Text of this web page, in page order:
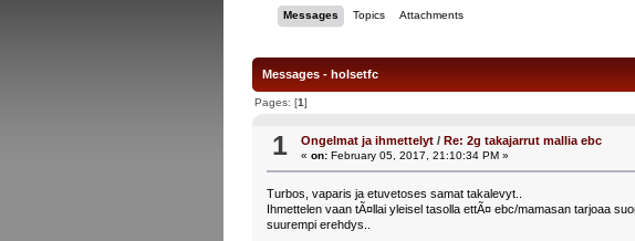
Messages Topics Attachments
Messages - holsetfc
Pages: [1]
1 Ongelmat ja ihmettelyt /Re: 2g takajarrut mallia ebc
«on: February 05, 2017, 21:10:34 PM »
Turbos, vaparis ja etuvetoses samat takalevyt..
Ihmettelen vaan tÃ¤llai yleisel tasolla ettÃ¤ ebc/mamasan tarjoaa
suurempi erehdys..